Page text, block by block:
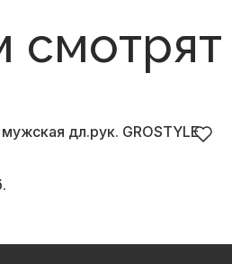
смотрят
дл.рук. GROSTYLE